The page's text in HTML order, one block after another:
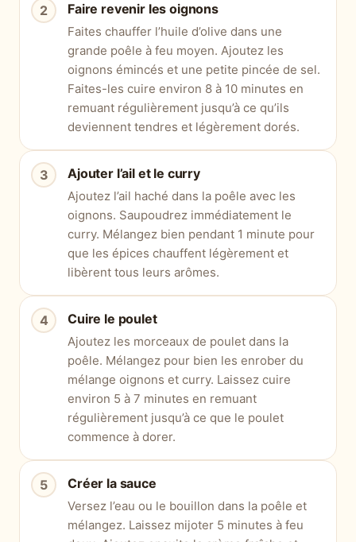
Faire revenir les oignons
Faites chauffer l’huile d’olive dans une
grande poêle à feu moyen. Ajoutez les
oignons émincés et une petite pincée de sel.
Faites-les cuire environ 8 à 10 minutes en
remuant régulièrement jusqu’à ce qu’ils
deviennent tendres et légèrement dorés.
Ajouter l’ail et le curry
Ajoutez l’ail haché dans la poêle avec les
oignons. Saupoudrez immédiatement le
curry. Mélangez bien pendant 1 minute pour
que les épices chauffent légèrement et
libèrent tous leurs arômes.
Cuire le poulet
Ajoutez les morceaux de poulet dans la
poêle. Mélangez pour bien les enrober du
mélange oignons et curry. Laissez cuire
environ 5 à 7 minutes en remuant
régulièrement jusqu’à ce que le poulet
commence à dorer.
Créer la sauce
Versez l’eau ou le bouillon dans la poêle et
mélangez. Laissez mijoter 5 minutes à feu